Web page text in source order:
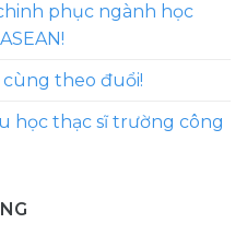
phục ngành học
cùng theo đuổi!
học thạc sĩ trường công